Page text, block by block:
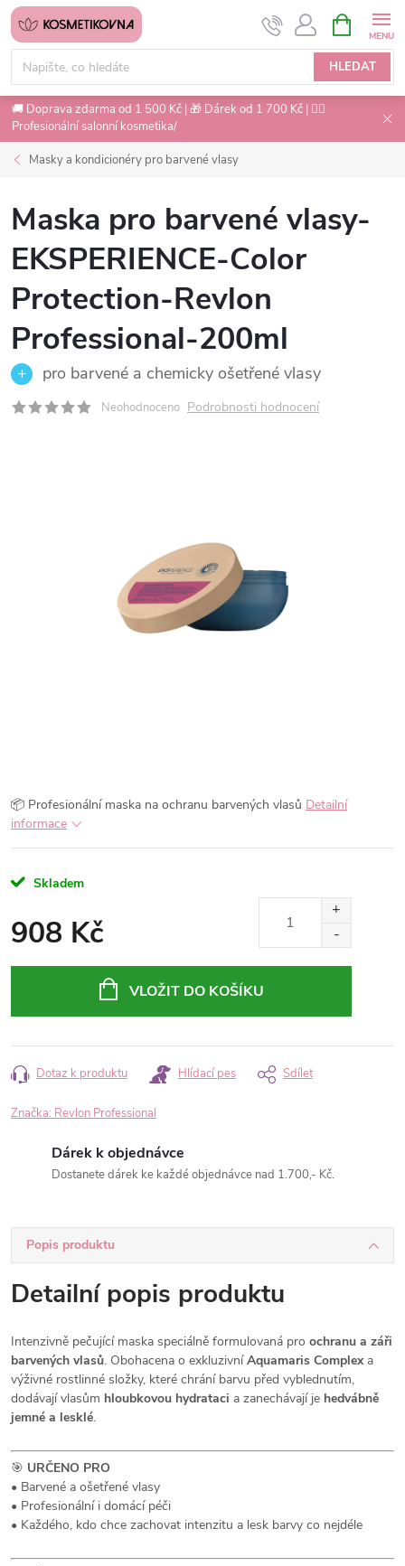
Přejít
obsah
HLEDAT
NÁKUPNÍ
KOŠÍK
🚚 Doprava zdarma od 1 500 Kč | 🎁 Dárek od 1 700 Kč | 💇‍♀️
Profesionální salonní kosmetika/
Masky a kondicionéry pro barvené vlasy
Maska pro barvené vlasy-
EKSPERIENCE-Color
Protection-Revlon
Professional-200ml
pro barvené a chemicky ošetřené vlasy
Neohodnoceno Podrobnosti hodnocení
📦 Profesionální maska na ochranu barvených vlasů Detailní
informace
Skladem
908 Kč
VLOŽIT DO KOŠÍKU
Dotaz k produktu Hlídací pes Sdílet
Značka: Revlon Professional
Dárek k objednávce
Dostanete dárek ke každé objednávce nad 1.700,- Kč.
Popis produktu
Detailní popis produktu
Intenzivně pečující maska speciálně formulovaná pro ochranu a záři
barvených vlasů. Obohacena o exkluzivníAquamaris Complexa
výživné rostlinné složky, které chrání barvu před vyblednutím,
dodávají vlasům hloubkovou hydrataci a zanechávají je hedvábně
jemné a lesklé.
🎯 URČENO PRO
• Barvené a ošetřené vlasy
• Profesionální i domácí péči
• Každého, kdo chce zachovat intenzitu a lesk barvy co nejdéle